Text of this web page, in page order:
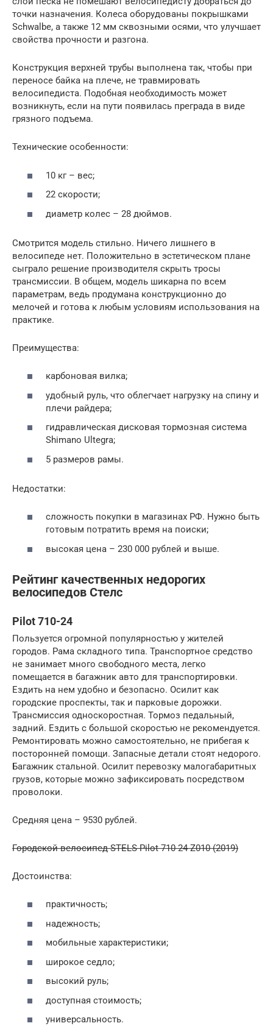
точки назначения. Колеса оборудованы покрышками
Schwalbe, а также 12 мм сквозными осями, что улучшает
свойства прочности и разгона.
Конструкция верхней трубы выполнена так, чтобы при
переносе байка на плече, не травмировать
велосипедиста. Подобная необходимость может
возникнуть, если на пути появилась преграда в виде
грязного подъема.
Технические особенности:
10 кг – вес;
22 скорости;
диаметр колес – 28 дюймов.
Смотрится модель стильно. Ничего лишнего в
велосипеде нет. Положительно в эстетическом плане
сыграло решение производителя скрыть тросы
трансмиссии. В общем, модель шикарна по всем
параметрам, ведь продумана конструкционно до
мелочей и готова к любым условиям использования на
практике.
Преимущества:
карбоновая вилка;
удобный руль, что облегчает нагрузку на спину и
плечи райдера;
гидравлическая дисковая тормозная система
Shimano Ultegra;
5 размеров рамы.
Недостатки:
сложность покупки в магазинах РФ. Нужно быть
готовым потратить время на поиски;
высокая цена – 230 000 рублей и выше.
Рейтинг качественных недорогих
велосипедов Стелс
Pilot 710-24
Пользуется огромной популярностью у жителей
городов. Рама складного типа. Транспортное средство
не занимает много свободного места, легко
помещается в багажник авто для транспортировки.
Ездить на нем удобно и безопасно. Осилит как
городские проспекты, так и парковые дорожки.
Трансмиссия односкоростная. Тормоз педальный,
задний. Ездить с большой скоростью не рекомендуется.
Ремонтировать можно самостоятельно, не прибегая к
посторонней помощи. Запасные детали стоят недорого.
Багажник стальной. Осилит перевозку малогабаритных
грузов, которые можно зафиксировать посредством
проволоки.
Средняя цена – 9530 рублей.
Городской велосипед STELS Pilot 710 24 Z010 (2019)
Достоинства:
практичность;
надежность;
мобильные характеристики;
широкое седло;
высокий руль;
доступная стоимость;
универсальность.